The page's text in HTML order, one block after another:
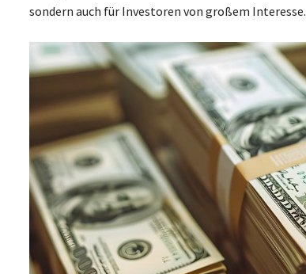
sondern auch für Investoren von großem Interesse.